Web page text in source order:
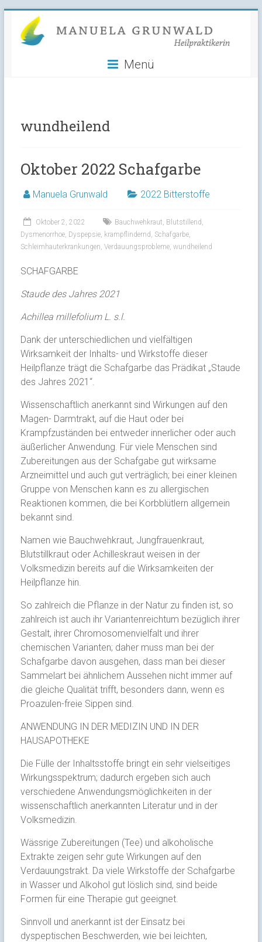
content
Manuela
Grunwald
Menü
wundheilend
Oktober 2022 Schafgarbe
Manuela Grunwald 2022 Bitterstoffe
Oktober 2, 2022 Bauchwehkraut Blutstillend
Dysmenorrhoe, Dyspepsie, krampflindernd Schafgarbe,
Schleimhauterkrankungen Verdauungsprobleme, wundheilend
SCHAFGARBE
Staude des Jahres 2021
Achillea millefolium L. s.l.
Dank der unterschiedlichen und vielfältigen
Wirksamkeit der Inhalts- und Wirkstoffe dieser
Heilpflanze trägt die Schafgarbe das Prädikat „Staude
des Jahres 2021“.
Wissenschaftlich anerkannt sind Wirkungen auf den
Magen- Darmtrakt, auf die Haut oder bei
Krampfzuständen bei entweder innerlicher oder auch
äußerlicher Anwendung. Für viele Menschen sind
Zubereitungen aus der Schafgabe gut wirksame
Arzneimittel und auch gut verträglich; bei einer kleinen
Gruppe von Menschen kann es zu allergischen
Reaktionen kommen, die bei Korbblütlern allgemein
bekannt sind.
Namen wie Bauchwehkraut, Jungfrauenkraut,
Blutstillkraut oder Achilleskraut weisen in der
Volksmedizin bereits auf die Wirksamkeiten der
Heilpflanze hin.
So zahlreich die Pflanze in der Natur zu finden ist, so
zahlreich ist auch ihr Variantenreichtum bezüglich ihrer
Gestalt, ihrer Chromosomenvielfalt und ihrer
chemischen Varianten; daher muss man bei der
Schafgarbe davon ausgehen, dass man bei dieser
Sammelart bei ähnlichem Aussehen nicht immer auf
die gleiche Qualität trifft, besonders dann, wenn es
Proazulen-freie Sippen sind.
ANWENDUNG IN DER MEDIZIN UND IN DER
HAUSAPOTHEKE
Die Fülle der Inhaltsstoffe bringt ein sehr vielseitiges
Wirkungsspektrum; dadurch ergeben sich auch
verschiedene Anwendungsmöglichkeiten in der
wissenschaftlich anerkannten Literatur und in der
Volksmedizin.
Wässrige Zubereitungen (Tee) und alkoholische
Extrakte zeigen sehr gute Wirkungen auf den
Verdauungstrakt. Da viele Wirkstoffe der Schafgarbe
in Wasser und Alkohol gut löslich sind, sind beide
Formen für eine Therapie gut geeignet.
Sinnvoll und anerkannt ist der Einsatz bei
dyspeptischen Beschwerden, wie bei leichten,